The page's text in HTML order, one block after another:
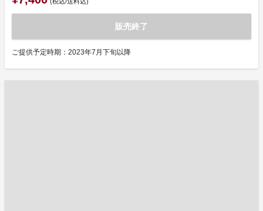
販売終了
ご提供予定時期：2023年7月下旬以降